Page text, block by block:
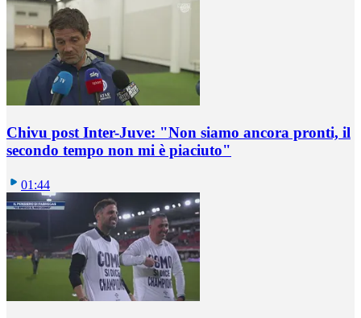
Chivu post Inter-Juve: "Non siamo ancora pronti, il
secondo tempo non mi è piaciuto"
01:44